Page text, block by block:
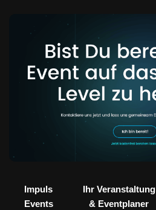
Impuls
Events
Ihr Veranstaltung
& Eventplaner